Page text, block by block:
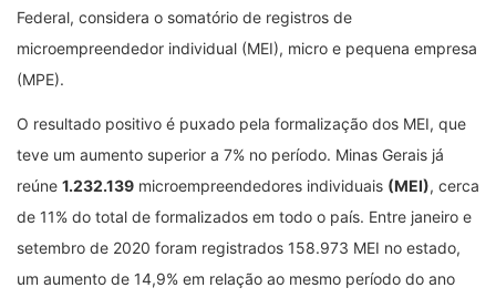
Federal, considera o somatório de registros de
microempreendedor individual (MEI), micro e pequena empresa
(MPE).
O resultado positivo é puxado pela formalização dos MEI, que
teve um aumento superior a 7% no período. Minas Gerais já
reúne 1.232.139 microempreendedores individuais (MEI), cerca
de 11% do total de formalizados em todo o país. Entre janeiro e
setembro de 2020 foram registrados 158.973 MEI no estado,
um aumento de 14,9% em relação ao mesmo período do ano